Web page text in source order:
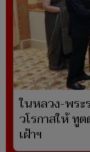
ในหลวง-พร
วโรกาสให้ ทู
เฝ้าฯ